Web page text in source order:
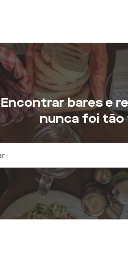
Encontrar bares e
nunca foi